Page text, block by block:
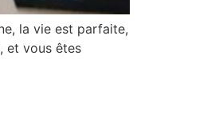
la vie est parfaite,
et vous êtes